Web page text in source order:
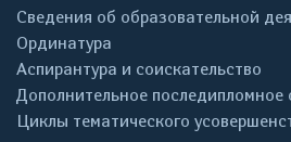
Сведения об образовательной
Ординатура
Аспирантура и соискательство
Дополнительное последипломное
Циклы тематического